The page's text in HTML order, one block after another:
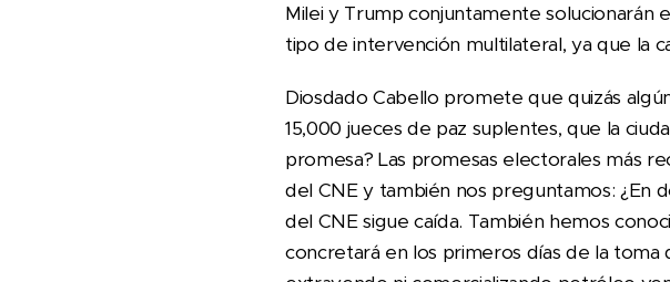
Milei y Trump conjuntamente solucionarán
tipo de intervención multilateral, ya que la
Diosdado Cabello promete que quizás
15,000 jueces de paz suplentes, que la
promesa? Las promesas electorales más
del CNE y también nos preguntamos: ¿En
del CNE sigue caída. También hemos
concretará en los primeros días de la